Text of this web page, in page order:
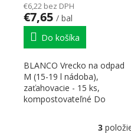
€6,22 bez DPH
€7,65 / bal
Do košíka
BLANCO Vrecko na odpad
M (15-19 l nádoba),
zaťahovacie - 15 ks,
kompostovateľné Do
3